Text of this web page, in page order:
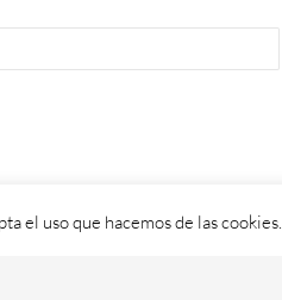
el uso que hacemos de las cookies.